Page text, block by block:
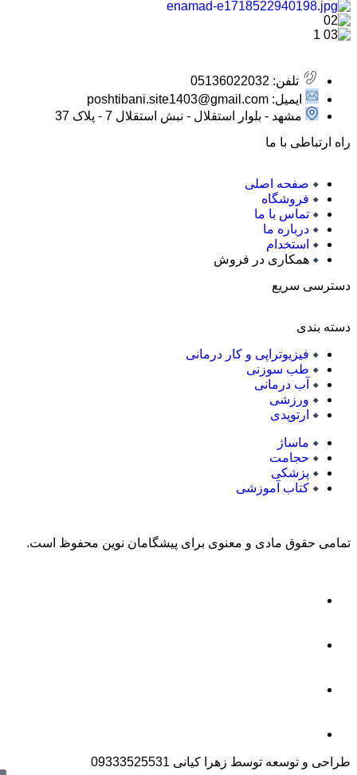
تلفن: 05136022032
ایمیل: poshtibani.site1403@gmail.com
مشهد - بلوار استقلال - نبش استقلال 7 - پلاک 37
راه ارتباطی با ما
صفحه اصلی
فروشگاه
تماس با ما
درباره ما
استخدام
همکاری در فروش
دسترسی سریع
دسته بندی
فیزیوتراپی و کار درمانی
طب سوزنی
آب درمانی
ورزشی
ارتوپدی
ماساژ
حجامت
پزشکی
کتاب آموزشی
تمامی حقوق مادی و معنوی برای پیشگامان نوین محفوظ است.
طراحی و توسعه توسط زهرا کیانی 09333525531